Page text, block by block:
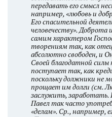
передавать его смысл
например, «любовь и
Его спасительной
человечеству». Доброта
самим характером
творениям так, как
абсолютно свободен, и
Своей благодатной силы
поступает так, как
поскольку должники не
прощает им долги (см.
заслужить,
Павел так часто
«делам». Ср., например,